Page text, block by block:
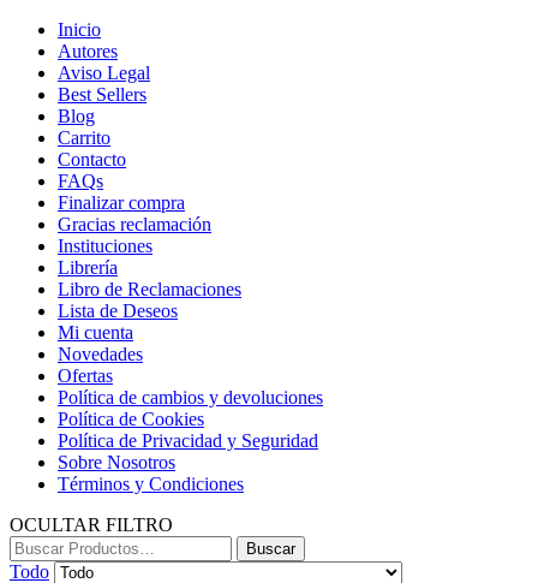
Inicio
Autores
Aviso Legal
Best Sellers
Blog
Carrito
Contacto
FAQs
Finalizar compra
Gracias reclamación
Instituciones
Librería
Libro de Reclamaciones
Lista de Deseos
Mi cuenta
Novedades
Ofertas
Política de cambios y devoluciones
Política de Cookies
Política de Privacidad y Seguridad
Sobre Nosotros
Términos y Condiciones
OCULTAR FILTRO
Buscar:
Buscar
Todo